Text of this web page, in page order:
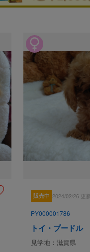
い合わせ（無料）
販売中 2024/02/26 更新
PY000001786
トイ・プードル
見学地：滋賀県